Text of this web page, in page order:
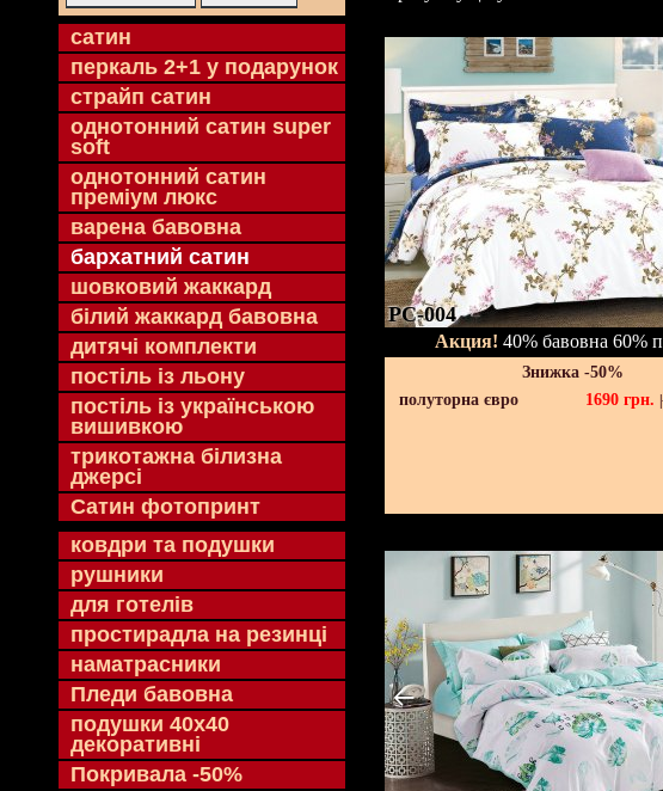
cатин
перкаль 2+1 у подарунок
страйп сатин
однотонний сатин super
soft
однотонний сатин
преміум люкс
варена бавовна
бархатний сатин
шовковий жаккард
білий жаккард бавовна
дитячі комплекти
постіль із льону
постіль із українською
вишивкою
трикотажна білизна
джерсі
Сатин фотопринт
ковдри та подушки
рушники
для готелів
простирадла на резинці
наматрасники
Пледи бавовна
подушки 40х40
декоративні
Покривала -50%
PC-004
Акция! 40% бавовна 60%
Знижка -50%
полуторна євро
1690 грн. |